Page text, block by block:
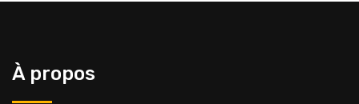
À propos